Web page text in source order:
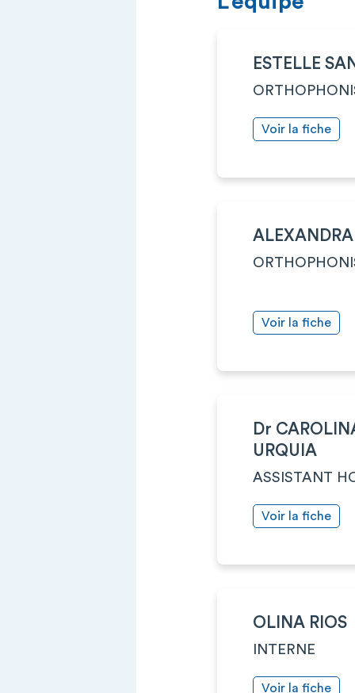
ESTELLE
Voir la fiche
Voir la fiche
Dr
URQUIA
ASSISTANT
Voir la fiche
OLINA RIOS
INTERNE
Voir la fiche